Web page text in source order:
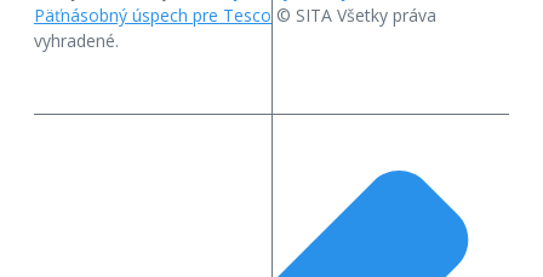
Päťnásobný úspech pre Tesco © SITA Všetky práva
vyhradené.